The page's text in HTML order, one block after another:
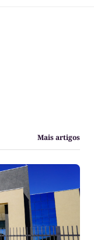
Mais artigos